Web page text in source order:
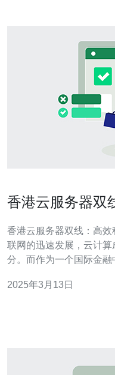
香港云服务器双
香港云服务器双线：高效稳
联网的迅速发展，云计
分。而作为一个国际金
务器双线，一种高效稳定的网
2025年3月13日